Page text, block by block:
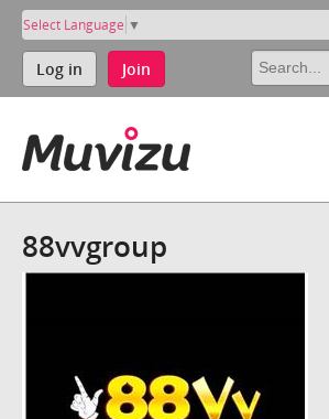
Select Language ▼
Log in Join
88vvgroup